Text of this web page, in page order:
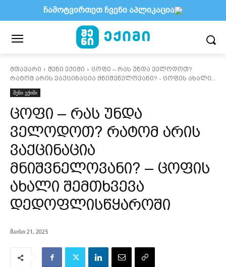
მთავარი შენი ექიმი
ცოფი – რას უნდა ველოდოთ?
რატომ არის ვაქცინაცია მნიშვნელოვანი? - ცოფის ახალი...
შენი ექიმი
ცოფი – რას უნდა
ველოდოთ? რატომ არის
ვაქცინაცია
მნიშვნელოვანი? – ცოფის
ახალი შემთხვევა
დედოფლისწყაროში
მაისი 21, 2025
ჩამოტვირთეთ ჩვენი აპლიკაცია